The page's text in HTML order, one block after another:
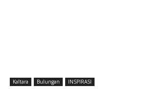
Kaltara Bulungan INSPIRASI